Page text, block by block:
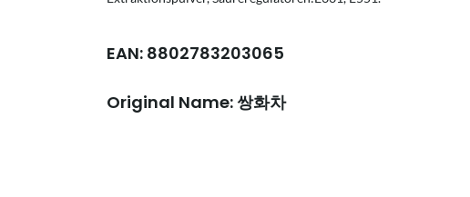
EAN: 8802783203065
Original Name: 쌍화차